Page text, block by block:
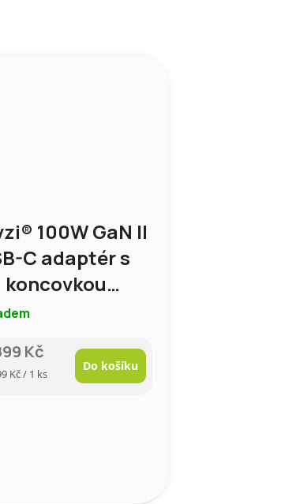
100W GaN II
C adaptér s
koncovkou
Kč
Kč / 1 ks
Do košíku